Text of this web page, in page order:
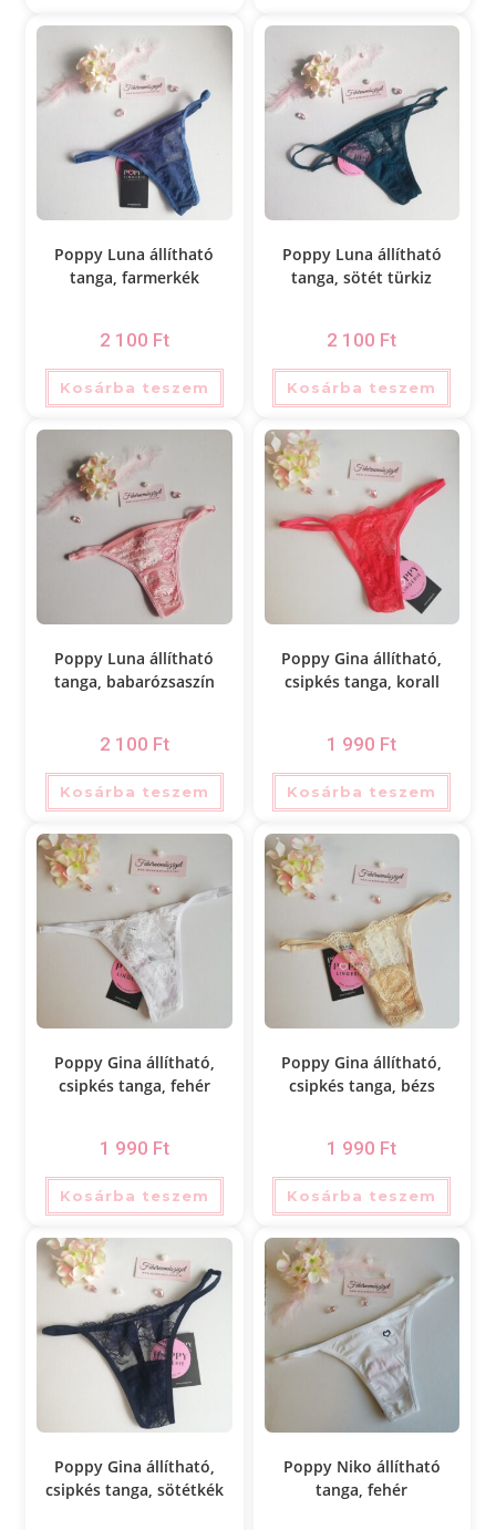
Poppy Luna állítható
tanga, farmerkék
2 100 Ft
Kosárba teszem
Poppy Luna állítható
tanga, sötét türkiz
2 100 Ft
Kosárba teszem
Poppy Luna állítható
tanga, babarózsaszín
2 100 Ft
Kosárba teszem
Poppy Gina állítható,
csipkés tanga, korall
1 990 Ft
Kosárba teszem
Poppy Gina állítható,
csipkés tanga, fehér
1 990 Ft
Kosárba teszem
Poppy Gina állítható,
csipkés tanga, bézs
1 990 Ft
Kosárba teszem
Poppy Gina állítható,
csipkés tanga, sötétkék
Poppy Niko állítható
tanga, fehér